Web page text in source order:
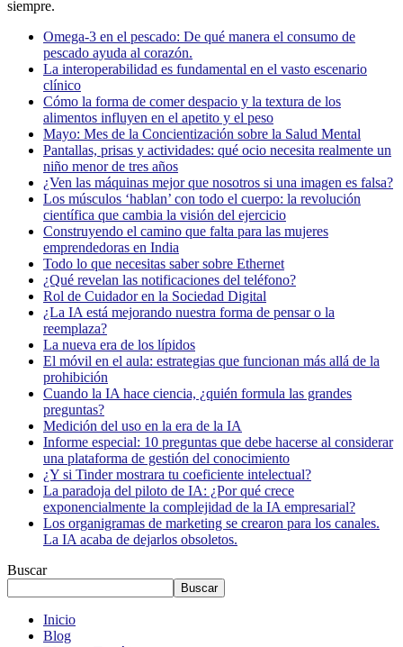
siempre.
Omega-3 en el pescado: De qué manera el consumo de
pescado ayuda al corazón.
La interoperabilidad es fundamental en el vasto escenario
clínico
Cómo la forma de comer despacio y la textura de los
alimentos influyen en el apetito y el peso
Mayo: Mes de la Concientización sobre la Salud Mental
Pantallas, prisas y actividades: qué ocio necesita realmente un
niño menor de tres años
¿Ven las máquinas mejor que nosotros si una imagen es falsa?
Los músculos ‘hablan’ con todo el cuerpo: la revolución
científica que cambia la visión del ejercicio
Construyendo el camino que falta para las mujeres
emprendedoras en India
Todo lo que necesitas saber sobre Ethernet
¿Qué revelan las notificaciones del teléfono?
Rol de Cuidador en la Sociedad Digital
¿La IA está mejorando nuestra forma de pensar o la
reemplaza?
La nueva era de los lípidos
El móvil en el aula: estrategias que funcionan más allá de la
prohibición
Cuando la IA hace ciencia, ¿quién formula las grandes
preguntas?
Medición del uso en la era de la IA
Informe especial: 10 preguntas que debe hacerse al considerar
una plataforma de gestión del conocimiento
¿Y si Tinder mostrara tu coeficiente intelectual?
La paradoja del piloto de IA: ¿Por qué crece
exponencialmente la complejidad de la IA empresarial?
Los organigramas de marketing se crearon para los canales.
La IA acaba de dejarlos obsoletos.
Buscar
Buscar
Inicio
Blog